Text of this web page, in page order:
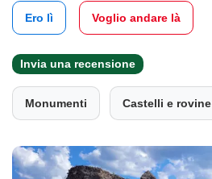
Ero lì Voglio andare là
Invia una recensione
Monumenti Castelli e rovine